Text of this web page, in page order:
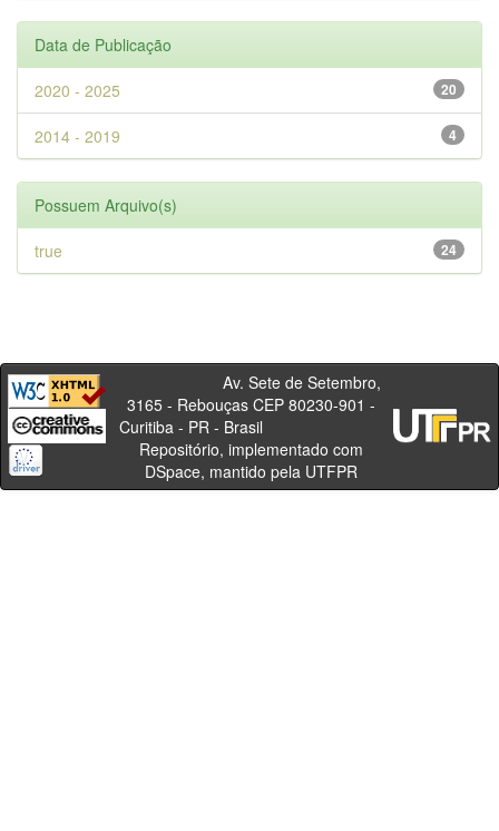
Data de Publicação
20
2020 - 2025
4
2014 - 2019
Possuem Arquivo(s)
24
true
Av. Sete de Setembro,
3165 - Rebouças CEP 80230-901 -
Curitiba - PR - Brasil
Repositório, implementado com
DSpace, mantido pela UTFPR